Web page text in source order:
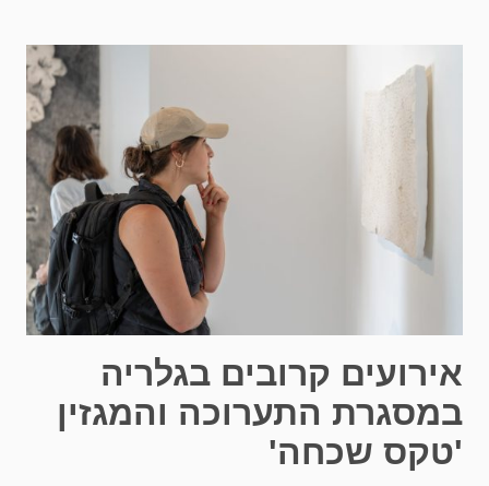
אירועים קרובים בגלריה
במסגרת התערוכה והמגזין
'טקס שכחה'